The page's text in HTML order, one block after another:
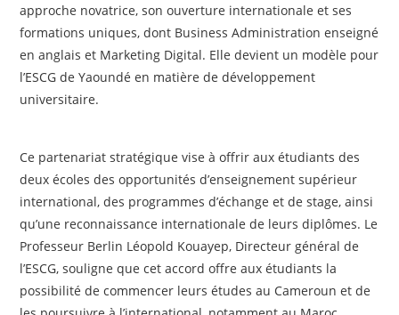
approche novatrice, son ouverture internationale et ses
formations uniques, dont Business Administration enseigné
en anglais et Marketing Digital. Elle devient un modèle pour
l’ESCG de Yaoundé en matière de développement
universitaire.
Ce partenariat stratégique vise à offrir aux étudiants des
deux écoles des opportunités d’enseignement supérieur
international, des programmes d’échange et de stage, ainsi
qu’une reconnaissance internationale de leurs diplômes. Le
Professeur Berlin Léopold Kouayep, Directeur général de
l’ESCG, souligne que cet accord offre aux étudiants la
possibilité de commencer leurs études au Cameroun et de